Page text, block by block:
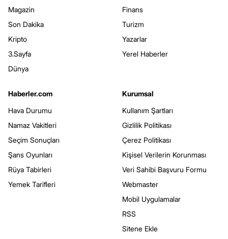
Magazin
Son Dakika
Kripto
3.Sayfa
Dünya
Finans
Turizm
Yazarlar
Yerel Haberler
Haberler.com
Hava Durumu
Namaz Vakitleri
Seçim Sonuçları
Şans Oyunları
Rüya Tabirleri
Yemek Tarifleri
Kurumsal
Kullanım Şartları
Gizlilik Politikası
Çerez Politikası
Kişisel Verilerin Korunması
Veri Sahibi Başvuru Formu
Webmaster
Mobil Uygulamalar
RSS
Sitene Ekle